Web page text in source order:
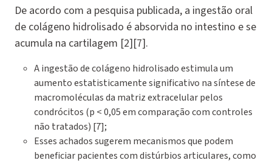
De acordo com a pesquisa publicada, a ingestão oral
de colágeno hidrolisado é absorvida no intestino e se
acumula na cartilagem [2][7].
A ingestão de colágeno hidrolisado estimula um
aumento estatisticamente significativo na síntese de
macromoléculas da matriz extracelular pelos
condrócitos (p < 0,05 em comparação com controles
não tratados) [7];
Esses achados sugerem mecanismos que podem
beneficiar pacientes com distúrbios articulares, como